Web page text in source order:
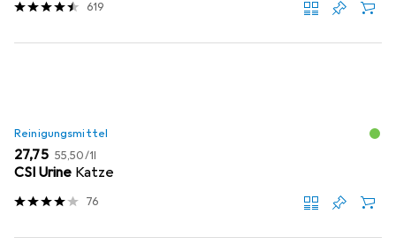
619
Reinigungsmittel
EUR
27,75 EUR
55,50/1l
CSI Urine Katze
76